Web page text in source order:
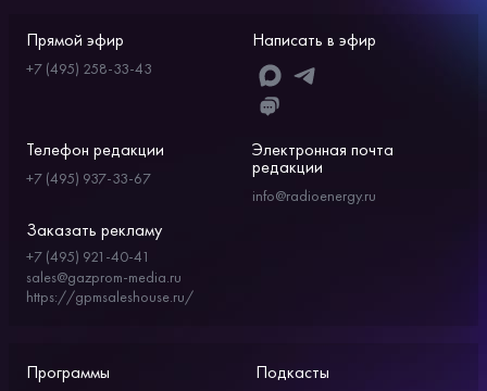
Прямой эфир
+7 (495) 258-33-43
Написать в эфир
Телефон редакции
+7 (495) 937-33-67
Электронная почта
редакции
info@radioenergy.ru
Заказать рекламу
+7 (495) 921-40-41
sales@gazprom-media.ru
https://gpmsaleshouse.ru/
Программы Подкасты